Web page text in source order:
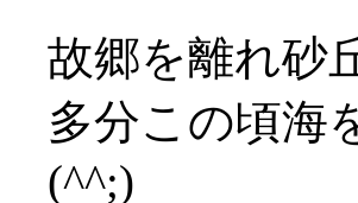
故郷を離れ砂
多分この頃海
(^^;)